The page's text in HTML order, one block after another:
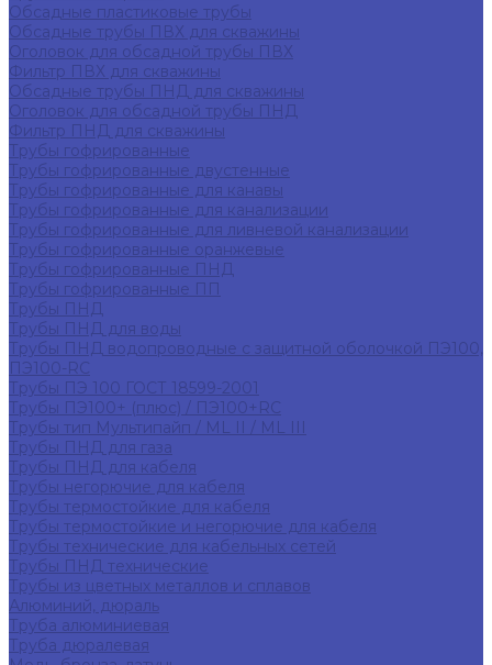
Обсадные пластиковые трубы
Обсадные трубы ПВХ для скважины
Оголовок для обсадной трубы ПВХ
Фильтр ПВХ для скважины
Обсадные трубы ПНД для скважины
Оголовок для обсадной трубы ПНД
Фильтр ПНД для скважины
Трубы гофрированные
Трубы гофрированные двустенные
Трубы гофрированные для канавы
Трубы гофрированные для канализации
Трубы гофрированные для ливневой канализации
Трубы гофрированные оранжевые
Трубы гофрированные ПНД
Трубы гофрированные ПП
Трубы ПНД
Трубы ПНД для воды
Трубы ПНД водопроводные с защитной оболочкой ПЭ100,
ПЭ100-RC
Трубы ПЭ 100 ГОСТ 18599-2001
Трубы ПЭ100+ (плюс) / ПЭ100+RC
Трубы тип Мультипайп / ML II / ML III
Трубы ПНД для газа
Трубы ПНД для кабеля
Трубы негорючие для кабеля
Трубы термостойкие для кабеля
Трубы термостойкие и негорючие для кабеля
Трубы технические для кабельных сетей
Трубы ПНД технические
Трубы из цветных металлов и сплавов
Алюминий, дюраль
Труба алюминиевая
Труба дюралевая